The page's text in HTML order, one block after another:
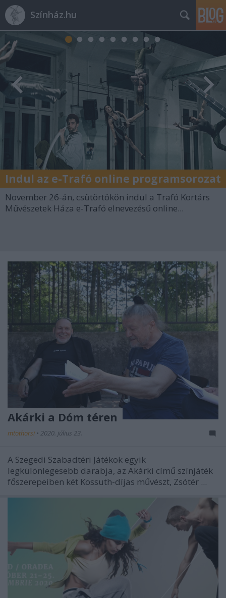
Színház.hu
Indul az e-Trafó online programsorozat
November 26-án, csütörtökön indul a Trafó Kortárs
Művészetek Háza e-Trafó elnevezésű online...
Akárki a Dóm téren
mtothorsi • 2020. július 23.
A Szegedi Szabadtéri Játékok egyik
legkülönlegesebb darabja, az Akárki című színjáték
főszerepeiben két Kossuth-díjas művészt, Zsótér ...